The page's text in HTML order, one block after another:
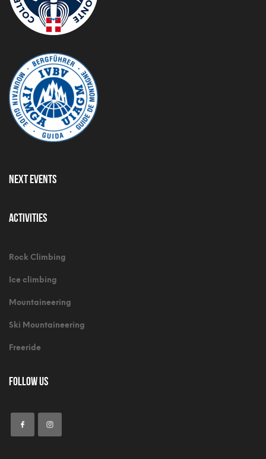
Next Events
Activities
Rock Climbing
Ice climbing
Mountaineering
Ski Mountaineering
Freeride
Follow Us